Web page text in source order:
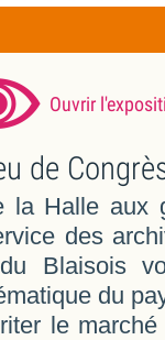
Ouvrir
de
la Halle aux
des
Blaisois
du
le